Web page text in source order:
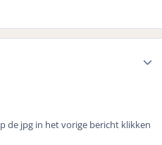
de jpg in het vorige bericht klikken